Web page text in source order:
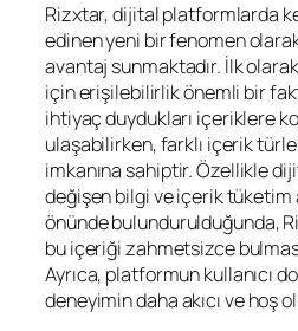
Rizxtar, dijital platformlarda
edinen yeni bir fenomen
avantaj sunmaktadır. İlk
için erişilebilirlik önemli bir
ihtiyaç duydukları içeriklere
ulaşabilirken, farklı içerik
imkanına sahiptir. Özellikle
değişen bilgi ve içerik tüketim
önünde bulundurulduğunda,
bu içeriği zahmetsizce
Ayrıca, platformun kullanıcı
deneyimin daha akıcı ve hoş